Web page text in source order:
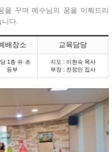
을 꾸며 예수님의 꿈을 이뤄드리
다.
배장소 교육담당
1층 유·초
등부
지도 : 이현숙 목사
부장 : 전정민 집사